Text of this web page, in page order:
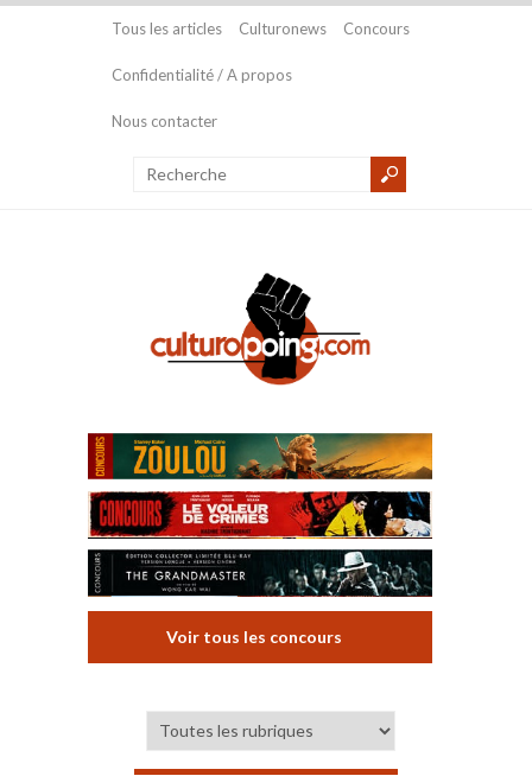
Tous les articles Culturonews Concours
Confidentialité / A propos
Nous contacter
Voir tous les concours